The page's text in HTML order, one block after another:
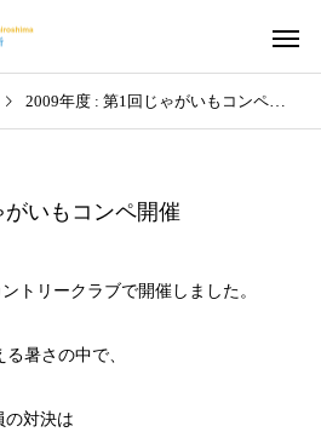
ール
目標
開催
2009年度 : 第1回じゃがいもコンペ開催
がいもコンペ開催
トリークラブで開催しました。
暑さの中で、
の対決は